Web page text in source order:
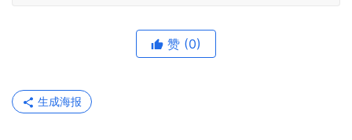
赞 (0)
生成海报